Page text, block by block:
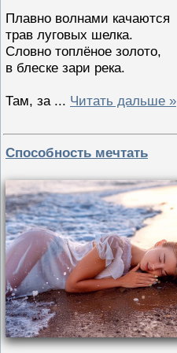
Плавно волнами качаются
трав луговых шелка.
Словно топлёное золото,
в блеске зари река.
Там, за ... Читать дальше »
Способность мечтать